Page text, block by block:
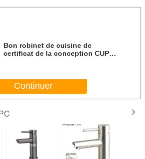
Bon robinet de cuisine de
certificat de la conception CUPC
Continuer